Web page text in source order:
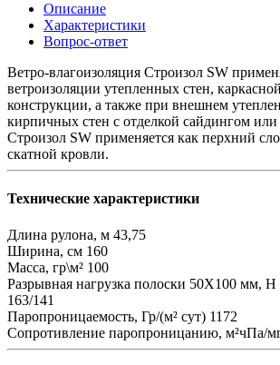
Описание
Характеристики
Вопрос-ответ
Ветро-влагоизоляция Строизол SW
ветроизоляции утепленных стен,
конструкции, а также при внешнем
кирпичных стен с отделкой сайдингом
Строизол SW применяется как перхний
скатной кровли.
Технические характеристики
Длина рулона, м 43,75
Ширина, см 160
Масса, гр\м² 100
Разрывная нагрузка полоски 50Х100 мм,
163/141
Паропроницаемость, Гр/(м² сут) 1172
Сопротивление паропроницанию, м²чПа/